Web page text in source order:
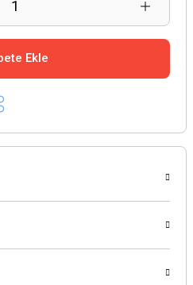
Ekle